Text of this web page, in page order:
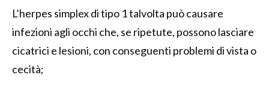
L’herpes simplex di tipo 1 talvolta può causare
infezioni agli occhi che, se ripetute, possono lasciare
cicatrici e lesioni, con conseguenti problemi di vista o
cecità;